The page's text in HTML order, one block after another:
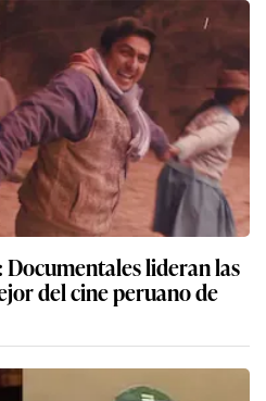
lideran las
del cine peruano de